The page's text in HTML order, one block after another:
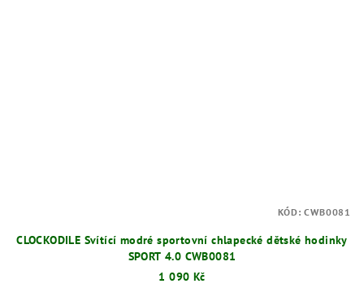
CLOCKODILE Svítící modré sportovní chlapecké dětské hodinky
SPORT 4.0 CWB0081
1 090 Kč
KÓD:CWB0081